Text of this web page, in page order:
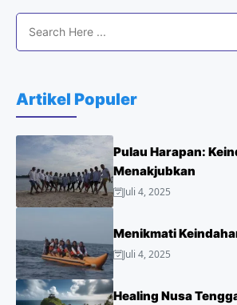
Search
Artikel Populer
Pulau Harapan:
Menakjubkan
Juli 4, 2025
Menikmati
Juli 4, 2025
Healing Nusa